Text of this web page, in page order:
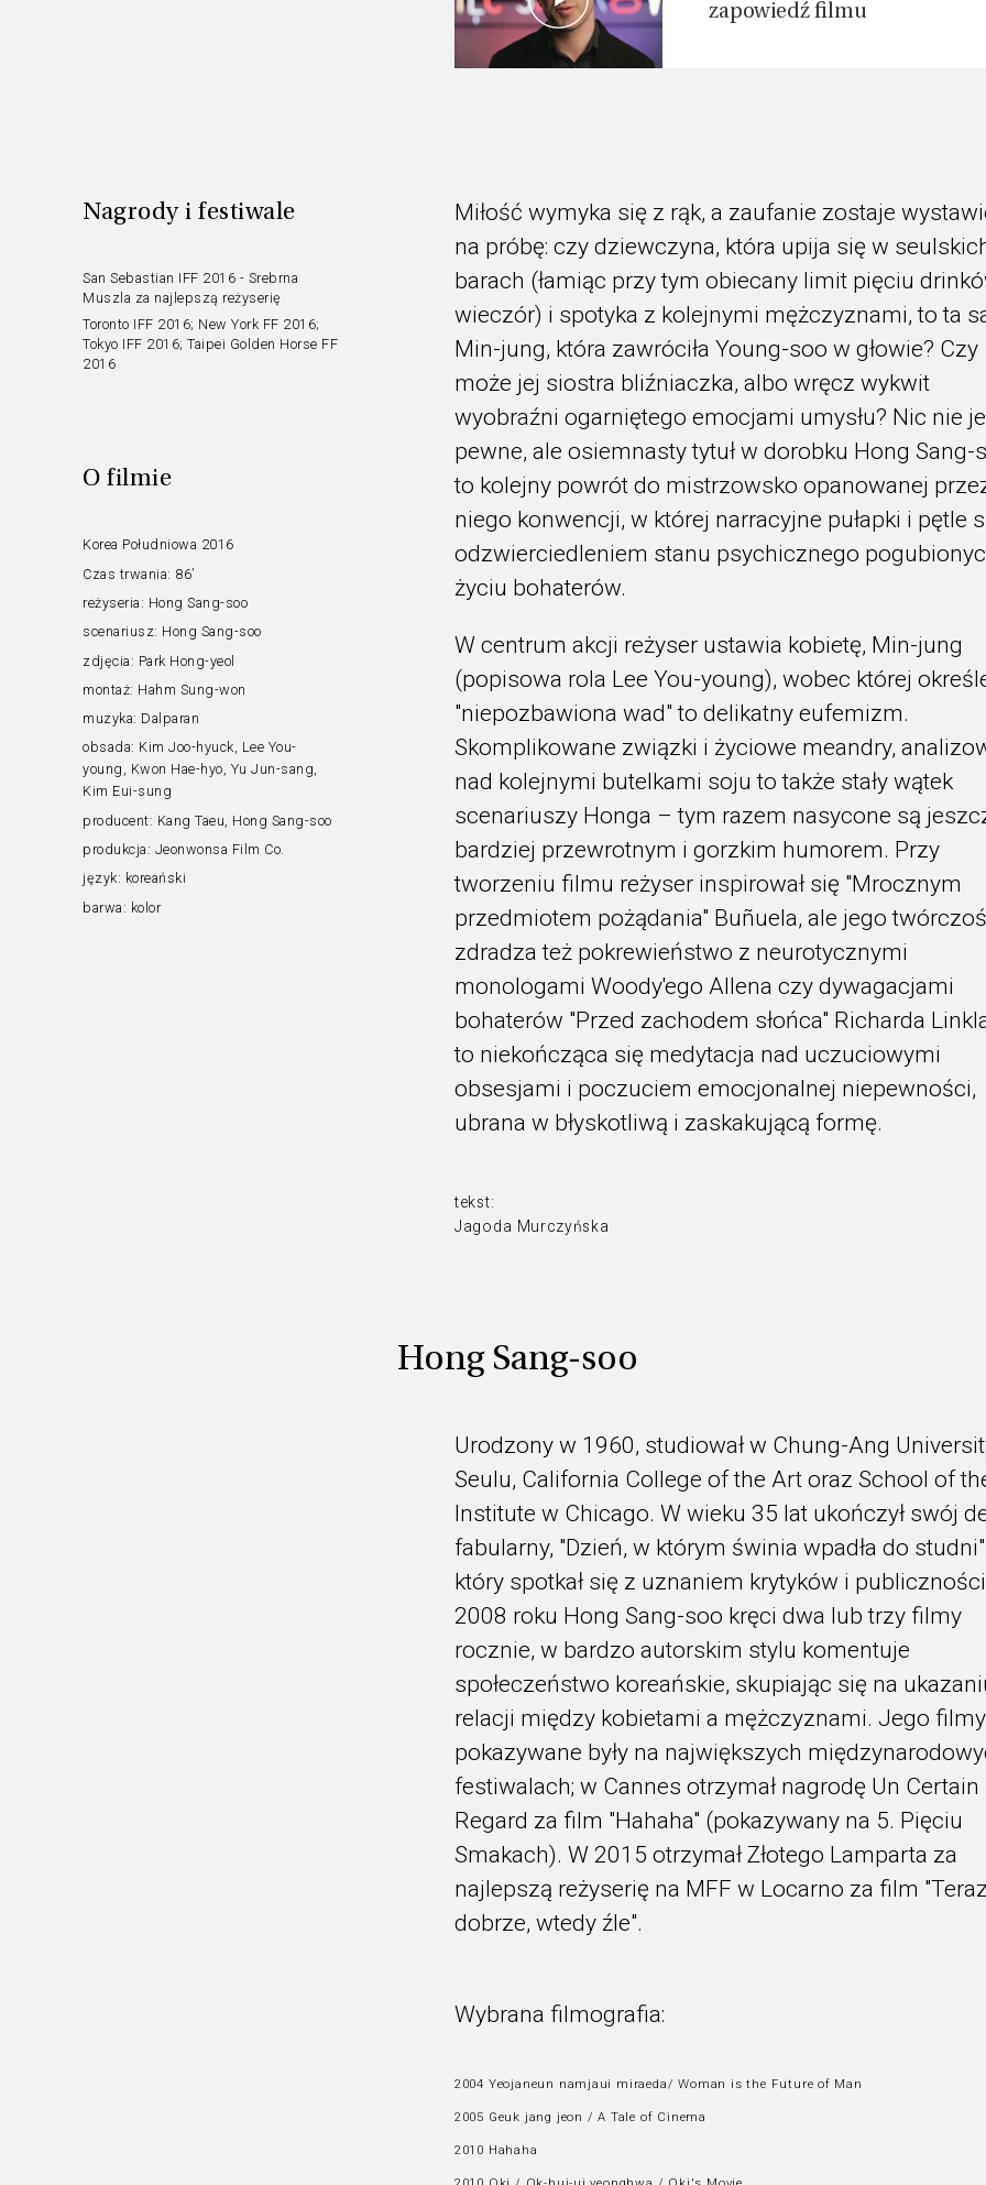
zapowiedź filmu
Nagrody i festiwale
San Sebastian IFF 2016 - Srebrna
Muszla za najlepszą reżyserię
Toronto IFF 2016; New York FF 2016;
Tokyo IFF 2016; Taipei Golden Horse FF
2016
O filmie
Korea Południowa 2016
Czas trwania: 86’
reżyseria: Hong Sang-soo
scenariusz: Hong Sang-soo
zdjęcia: Park Hong-yeol
montaż: Hahm Sung-won
muzyka: Dalparan
obsada: Kim Joo-hyuck, Lee You-
young, Kwon Hae-hyo, Yu Jun-sang,
Kim Eui-sung
producent: Kang Taeu, Hong Sang-soo
produkcja: Jeonwonsa Film Co.
język: koreański
barwa: kolor
Miłość wymyka się z rąk, a zaufanie zostaje
na próbę: czy dziewczyna, która upija się w
barach (łamiąc przy tym obiecany limit pięciu
wieczór) i spotyka z kolejnymi mężczyznami, to ta
Min-jung, która zawróciła Young-soo w głowie? Czy
może jej siostra bliźniaczka, albo wręcz wykwit
wyobraźni ogarniętego emocjami umysłu? Nic nie
pewne, ale osiemnasty tytuł w dorobku Hong Sang-
to kolejny powrót do mistrzowsko opanowanej
niego konwencji, w której narracyjne pułapki i pętle
odzwierciedleniem stanu psychicznego
życiu bohaterów.
W centrum akcji reżyser ustawia kobietę, Min-jung
(popisowa rola Lee You-young), wobec której
"niepozbawiona wad" to delikatny eufemizm.
Skomplikowane związki i życiowe meandry,
nad kolejnymi butelkami soju to także stały wątek
scenariuszy Honga – tym razem nasycone są
bardziej przewrotnym i gorzkim humorem. Przy
tworzeniu filmu reżyser inspirował się "Mrocznym
przedmiotem pożądania" Buñuela, ale jego
zdradza też pokrewieństwo z neurotycznymi
monologami Woody'ego Allena czy dywagacjami
bohaterów "Przed zachodem słońca" Richarda
to niekończąca się medytacja nad uczuciowymi
obsesjami i poczuciem emocjonalnej niepewności,
ubrana w błyskotliwą i zaskakującą formę.
tekst:
Jagoda Murczyńska
Hong Sang-soo
Urodzony w 1960, studiował w Chung-Ang
Seulu, California College of the Art oraz School of
Institute w Chicago. W wieku 35 lat ukończył swój
fabularny, "Dzień, w którym świnia wpadła do
który spotkał się z uznaniem krytyków i
2008 roku Hong Sang-soo kręci dwa lub trzy filmy
rocznie, w bardzo autorskim stylu komentuje
społeczeństwo koreańskie, skupiając się na
relacji między kobietami a mężczyznami. Jego filmy
pokazywane były na największych
festiwalach; w Cannes otrzymał nagrodę Un Certain
Regard za film "Hahaha" (pokazywany na 5. Pięciu
Smakach). W 2015 otrzymał Złotego Lamparta za
najlepszą reżyserię na MFF w Locarno za film
dobrze, wtedy źle".
Wybrana filmografia:
2004 Yeojaneun namjaui miraeda/ Woman is the Future of Man
2005 Geuk jang jeon / A Tale of Cinema
2010 Hahaha